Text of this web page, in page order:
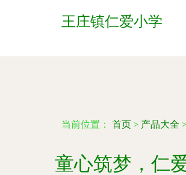
王庄镇仁爱小学
当前位置： 首页 > 产品大全 >
童心筑梦，仁